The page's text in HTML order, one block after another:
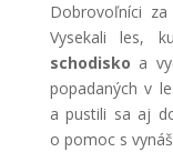
Dobrovoľníci
Vysekali les,
schodisko a
popadaných v
a pustili sa aj
o pomoc s